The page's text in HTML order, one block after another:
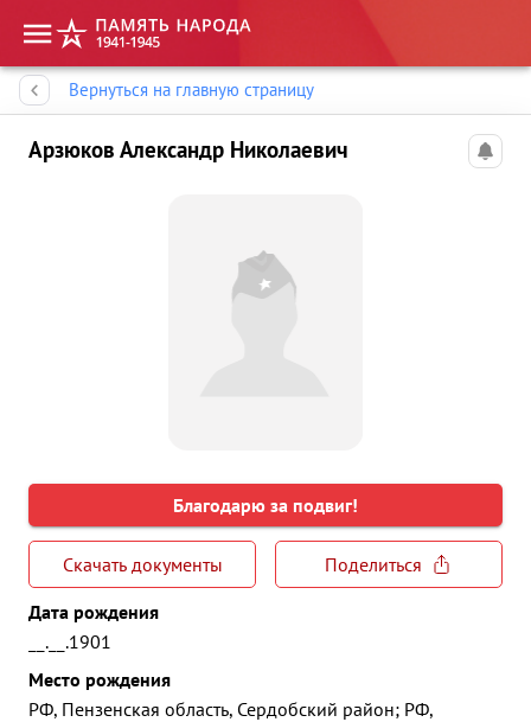
Вернуться на главную страницу
Арзюков Александр Николаевич
Благодарю за подвиг!
Скачать документы
Поделиться
Дата рождения
__.__.1901
Место рождения
РФ, Пензенская область, Сердобский район; РФ,
Память народа